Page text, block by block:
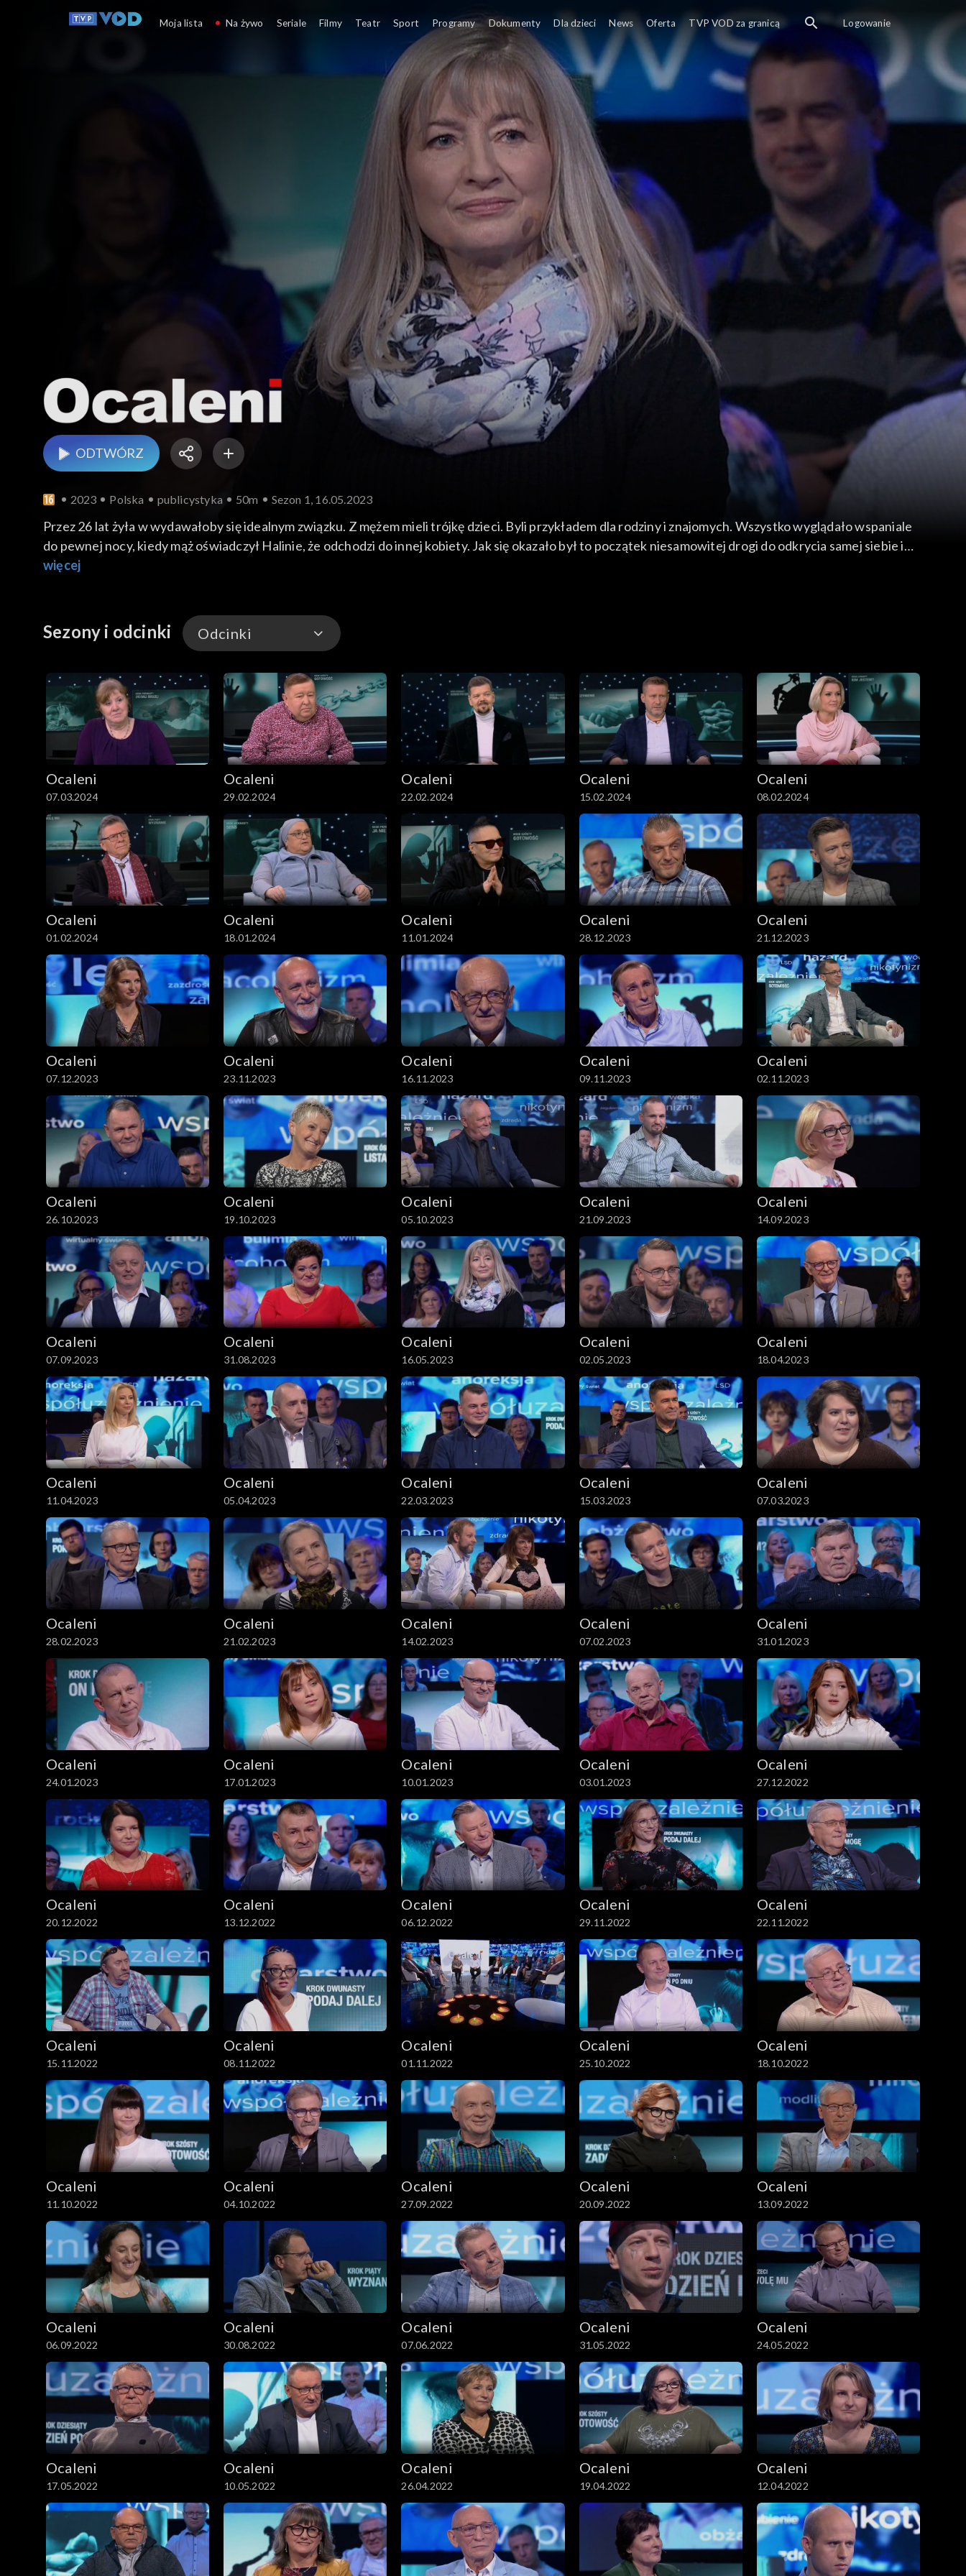
Ocaleni
ODTWÓRZ
2023 Polska publicystyka 50m Sezon 1, 16.05.2023
Przez 26 lat żyła w wydawałoby się idealnym związku. Z mężem mieli trójkę dzieci. Byli przykładem dla rodziny i znajomych. Wszystko wyglądało wspaniale
do pewnej nocy, kiedy mąż oświadczył Halinie, że odchodzi do innej kobiety. Jak się okazało był to początek niesamowitej drogi do odkrycia samej siebie i
odrzucenia dotychczasowych złudzeń. Dziś prowadzi warsztaty 12 kroków dla chrześcijan i uczy ludzi odkrywać samych siebie i Boga. Halina Sitko opowie
więcej
Sezony i odcinki Odcinki
Odcinki
Ocaleni
07.03.2024
Ocaleni
29.02.2024
Ocaleni
22.02.2024
Ocaleni
15.02.2024
Ocaleni
08.02.2024
Ocaleni
01.02.2024
Ocaleni
18.01.2024
Ocaleni
11.01.2024
Ocaleni
28.12.2023
Ocaleni
21.12.2023
Ocaleni
07.12.2023
Ocaleni
23.11.2023
Ocaleni
16.11.2023
Ocaleni
09.11.2023
Ocaleni
02.11.2023
Ocaleni
26.10.2023
Ocaleni
19.10.2023
Ocaleni
05.10.2023
Ocaleni
21.09.2023
Ocaleni
14.09.2023
Ocaleni
07.09.2023
Ocaleni
31.08.2023
Ocaleni
16.05.2023
Ocaleni
02.05.2023
Ocaleni
18.04.2023
Ocaleni
11.04.2023
Ocaleni
05.04.2023
Ocaleni
22.03.2023
Ocaleni
15.03.2023
Ocaleni
07.03.2023
Ocaleni
28.02.2023
Ocaleni
21.02.2023
Ocaleni
14.02.2023
Ocaleni
07.02.2023
Ocaleni
31.01.2023
Ocaleni
24.01.2023
Ocaleni
17.01.2023
Ocaleni
10.01.2023
Ocaleni
03.01.2023
Ocaleni
27.12.2022
Ocaleni
20.12.2022
Ocaleni
13.12.2022
Ocaleni
06.12.2022
Ocaleni
29.11.2022
Ocaleni
22.11.2022
Ocaleni
15.11.2022
Ocaleni
08.11.2022
Ocaleni
01.11.2022
Ocaleni
25.10.2022
Ocaleni
18.10.2022
Ocaleni
11.10.2022
Ocaleni
04.10.2022
Ocaleni
27.09.2022
Ocaleni
20.09.2022
Ocaleni
13.09.2022
Ocaleni
06.09.2022
Ocaleni
30.08.2022
Ocaleni
07.06.2022
Ocaleni
31.05.2022
Ocaleni
24.05.2022
Ocaleni
17.05.2022
Ocaleni
10.05.2022
Ocaleni
26.04.2022
Ocaleni
19.04.2022
Ocaleni
12.04.2022
Moja lista Na żywo Seriale Filmy Teatr Sport Programy Dokumenty Dla dzieci News Oferta TVP VOD za granicą Logowanie